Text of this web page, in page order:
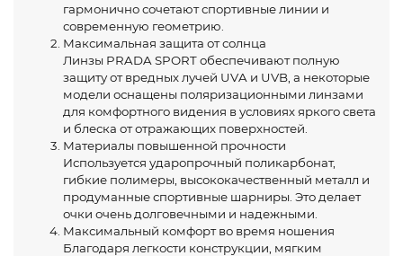
гармонично сочетают спортивные линии и
современную геометрию.
Максимальная защита от солнца
Линзы PRADA SPORT обеспечивают полную
защиту от вредных лучей UVA и UVB, а некоторые
модели оснащены поляризационными линзами
для комфортного видения в условиях яркого света
и блеска от отражающих поверхностей.
Материалы повышенной прочности
Используется ударопрочный поликарбонат,
гибкие полимеры, высококачественный металл и
продуманные спортивные шарниры. Это делает
очки очень долговечными и надежными.
Максимальный комфорт во время ношения
Благодаря легкости конструкции, мягким